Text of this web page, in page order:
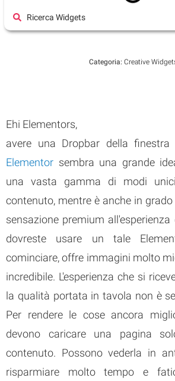
Ehi Elementors,
avere una Dropbar della
Elementor sembra una grande
una vasta gamma di modi
contenuto, mentre è anche in
sensazione premium all'esperienza
dovreste usare un tale
cominciare, offre immagini molto
incredibile. L'esperienza che si
la qualità portata in tavola non è
Per rendere le cose ancora
devono caricare una pagina
contenuto. Possono vederla in
risparmiare molto tempo e
Ricerca Widgets
Categoria: Creative